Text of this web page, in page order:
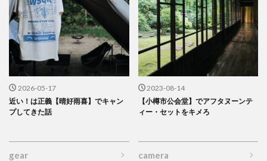
2026-05-17
近い！は正義【晴好雨喜】でキャン
プしてきた話
2023-08-14
【小樽市公会堂】でアフタヌーンテ
ィー・セットをキメろ
gear camera